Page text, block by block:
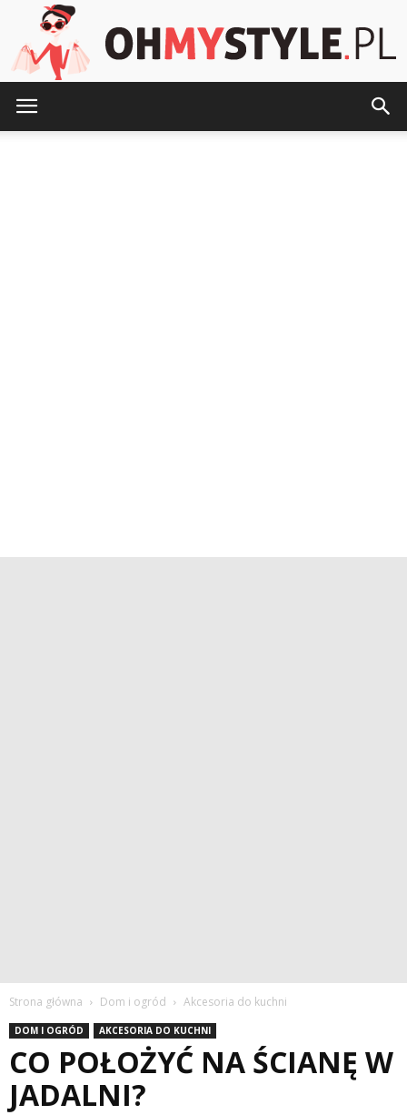
Strona główna Dom i ogród Akcesoria do kuchni
DOM I OGRÓD AKCESORIA DO KUCHNI
CO POŁOŻYĆ NA ŚCIANĘ W
JADALNI?